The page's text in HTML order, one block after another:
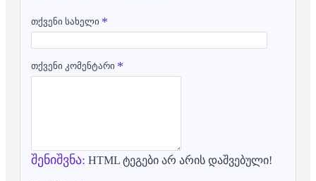
თქვენი სახელი
თქვენი კომენტარი
შენიშვნა: HTML ტეგები არ არის დაშვებული!